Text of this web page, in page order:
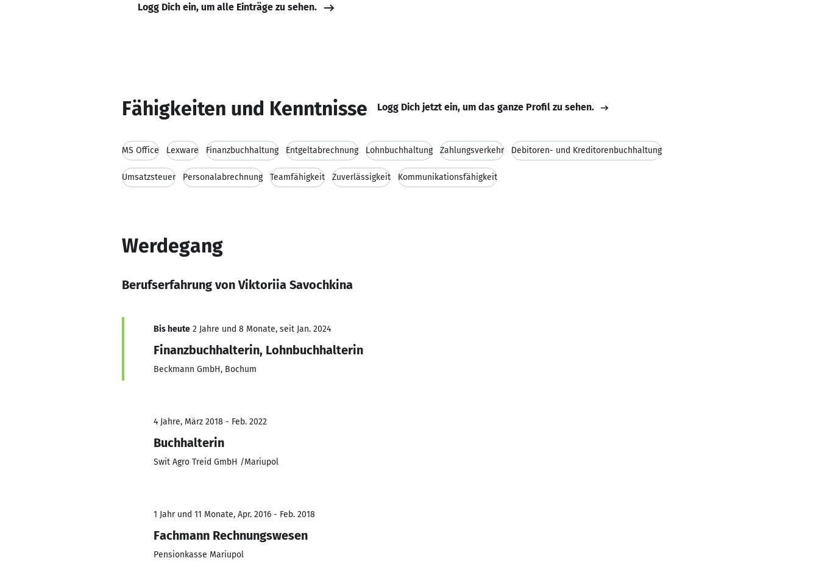
Logg Dich ein, um alle Einträge zu sehen.
Fähigkeiten und Kenntnisse Logg Dich jetzt ein, um das ganze Profil zu sehen.
MS Office Lexware Finanzbuchhaltung Entgeltabrechnung Lohnbuchhaltung Zahlungsverkehr Debitoren- und Kreditorenbuchhaltung
Umsatzsteuer Personalabrechnung Teamfähigkeit Zuverlässigkeit Kommunikationsfähigkeit
Werdegang
Berufserfahrung von Viktoriia Savochkina
Bis heute 2 Jahre und 8 Monate, seit Jan. 2024
Finanzbuchhalterin, Lohnbuchhalterin
Beckmann GmbH, Bochum
4 Jahre, März 2018 - Feb. 2022
Buchhalterin
Swit Agro Treid GmbH /Mariupol
1 Jahr und 11 Monate, Apr. 2016 - Feb. 2018
Fachmann Rechnungswesen
Pensionkasse Mariupol